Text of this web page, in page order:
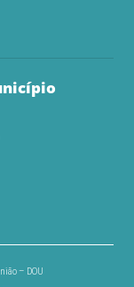
– DOU